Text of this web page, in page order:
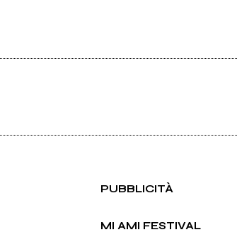
PUBBLICITÀ
MI AMI FESTIVAL